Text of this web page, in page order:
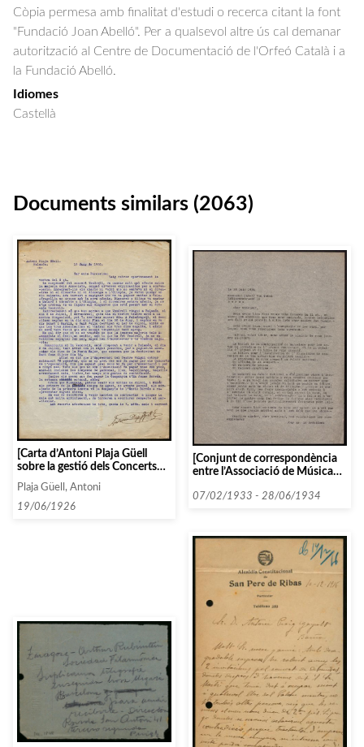
Còpia permesa amb finalitat d'estudi o recerca citant la font
"Fundació Joan Abelló". Per a qualsevol altre ús cal demanar
autorització al Centre de Documentació de l'Orfeó Català i a
la Fundació Abelló.
Idiomes
Castellà
Documents similars (2063)
[Carta d’Antoni Plaja Güell
sobre la gestió dels Concerts
Plaja Güell, Antoni
19/06/1926
[Conjunt de correspondència
entre l’Associació de Música
entitats que comencen amb la
07/02/1933 - 28/06/1934